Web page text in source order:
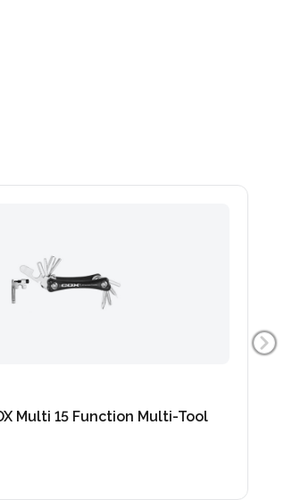
Multi 15 Function Multi-Tool